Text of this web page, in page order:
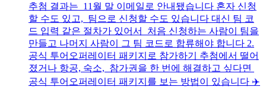
추첨 결과는 11월 말 이메일로 안내됐습니다 혼자 신청
할 수도 있고, 팀으로 신청할 수도 있습니다 대신 팀 코
드 입력 같은 절차가 있어서 처음 신청하는 사람이 팀을
만들고 나머지 사람이 그 팀 코드로 합류해야 합니다 2.
공식 투어오퍼레이터 패키지로 참가하기 추첨에서 떨어
졌거나 항공, 숙소, 참가권을 한 번에 해결하고 싶다면
공식 투어오퍼레이터 패키지를 보는 방법이 있습니다 ✈️